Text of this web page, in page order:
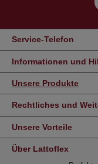
Service-Telefon
Informationen und
Unsere Produkte
Rechtliches und
Unsere Vorteile
Über Lattoflex